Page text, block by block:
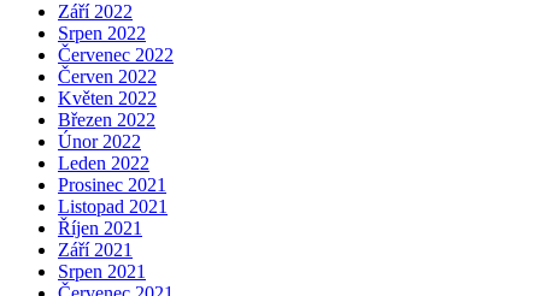
Září 2022
Srpen 2022
Červenec 2022
Červen 2022
Květen 2022
Březen 2022
Únor 2022
Leden 2022
Prosinec 2021
Listopad 2021
Říjen 2021
Září 2021
Srpen 2021